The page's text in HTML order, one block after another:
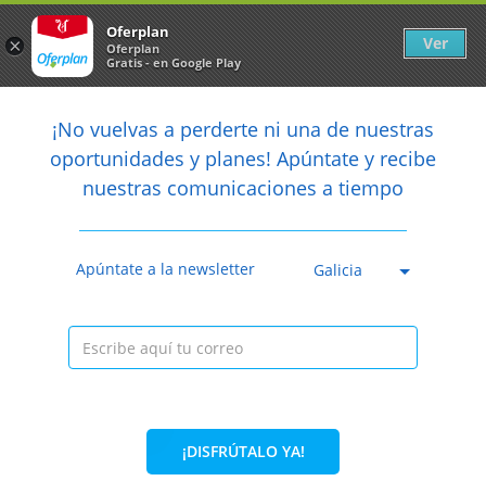

Caducada
35% 19,80€ 12,95€
arrow_back Newsletter
¡No vuelvas a perderte ni una de nuestras
oportunidades y planes! Apúntate y recibe
nuestras comunicaciones a tiempo
Apúntate a la newsletter Galicia
¡DISFRÚTALO YA!
×
Oferplan
Oferplan
Gratis - en Google Play
Ver